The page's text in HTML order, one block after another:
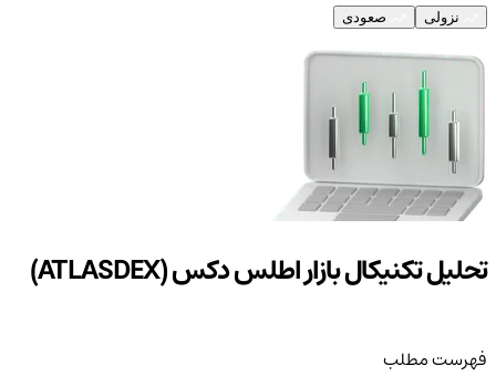
نزولی صعودی
تحلیل تکنیکال بازار اطلس دکس (ATLASDEX)
فهرست مطلب